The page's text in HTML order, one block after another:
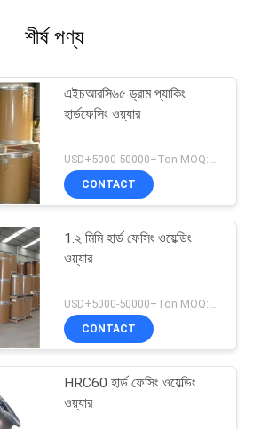
শীর্ষ পণ্য
এইচআরসি৬৫ ড্রাম প্যাকিং
হার্ডফেসিং ওয়্যার
USD+5000-50000+Ton MOQ:১ টন
CONTACT
1.২ মিমি হার্ড ফেসিং ওয়েল্ডিং
ওয়্যার
CONTACT
HRC60 হার্ড ফেসিং ওয়েল্ডিং
ওয়্যার